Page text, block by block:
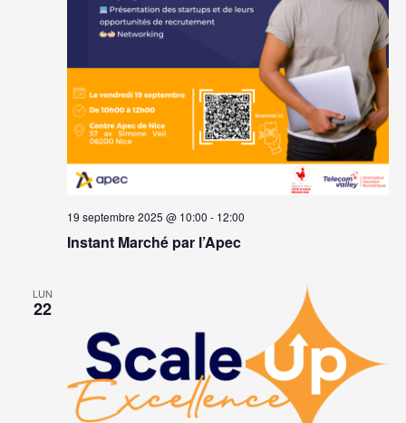
Instant Marché par l’Apec
19 septembre 2025 @ 10:00 - 12:00
LUN
22